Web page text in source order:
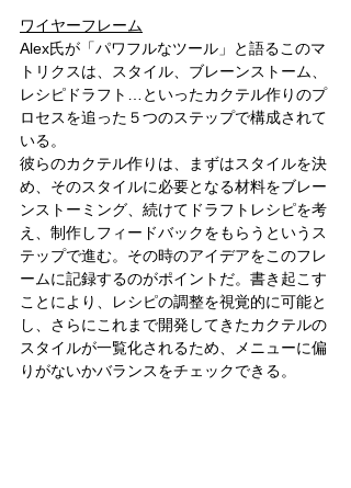
ワイヤーフレーム
Alex氏が「パワフルなツール」と語るこのマ
トリクスは、スタイル、ブレーンストーム、
レシピドラフト…といったカクテル作りのプ
ロセスを追った５つのステップで構成されて
いる。
彼らのカクテル作りは、まずはスタイルを決
め、そのスタイルに必要となる材料をブレー
ンストーミング、続けてドラフトレシピを考
え、制作しフィードバックをもらうというス
テップで進む。その時のアイデアをこのフレ
ームに記録するのがポイントだ。書き起こす
ことにより、レシピの調整を視覚的に可能と
し、さらにこれまで開発してきたカクテルの
スタイルが一覧化されるため、メニューに偏
りがないかバランスをチェックできる。